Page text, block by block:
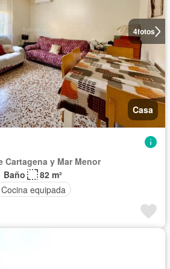
4fotos
Casa
Cartagena y Mar Menor
Baño
82 m²
Cocina equipada